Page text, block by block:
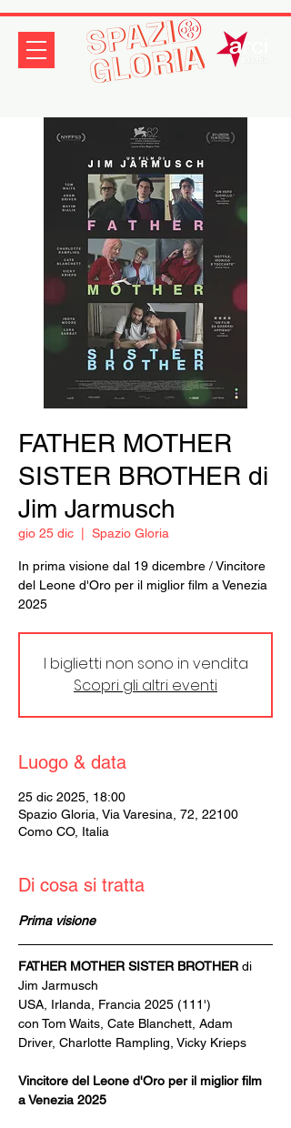
FATHER MOTHER
SISTER BROTHER di
Jim Jarmusch
gio 25 dic Spazio Gloria
In prima visione dal 19 dicembre / Vincitore
del Leone d'Oro per il miglior film a Venezia
2025
I biglietti non sono in vendita
Scopri gli altri eventi
Luogo & data
25 dic 2025, 18:00
Spazio Gloria, Via Varesina, 72, 22100
Como CO, Italia
Di cosa si tratta
Prima visione
FATHER MOTHER SISTER BROTHER di
Jim Jarmusch
USA, Irlanda, Francia 2025 (111')
con Tom Waits, Cate Blanchett, Adam
Driver, Charlotte Rampling, Vicky Krieps
Vincitore del Leone d'Oro per il miglior film
a Venezia 2025